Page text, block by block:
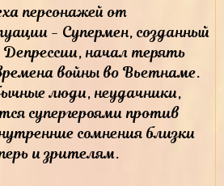
персонажей от
- Супермен, созданный
начал терять
войны во Вьетнаме.
люди, неудачники,
супергероями против
сомнения близки
и зрителям.